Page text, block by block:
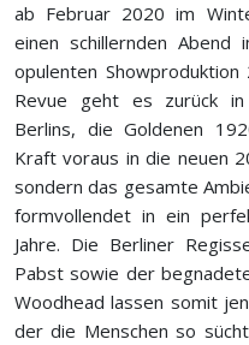
ab Februar 2020 im
einen schillernden
opulenten
Revue geht es zurück
Berlins, die Goldenen
Kraft voraus in die neuen
sondern das gesamte
formvollendet in ein
Jahre. Die Berliner
Pabst sowie der
Woodhead lassen somit
der die Menschen so